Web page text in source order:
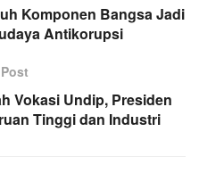
Komponen Bangsa Jadi
Antikorupsi
Vokasi Undip, Presiden
Tinggi dan Industri